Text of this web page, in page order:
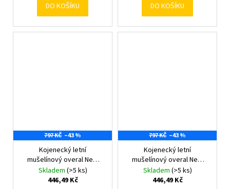
DO KOŠÍKU DO KOŠÍKU
797 KČ –43 %
Kojenecký letní
mušelínový overal New
Baby blue 56 (0-3m)
Skladem (>5 ks)
446,49 Kč
797 KČ –43 %
Kojenecký letní
mušelínový overal New
Baby blue 62 (3-6m)
Skladem (>5 ks)
446,49 Kč